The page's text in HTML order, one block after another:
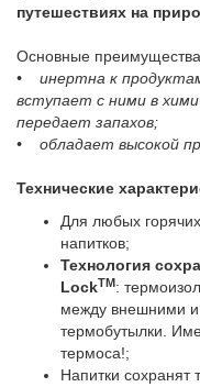
путешествиях на
Основные
• инертна к
вступает с ними в
передает запахов;
• обладает высокой
Технические
Для любых
напитков;
Технология
LockTM:
между внешними и
термобутылки.
термоса!;
Напитки сохранят